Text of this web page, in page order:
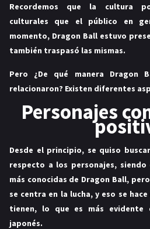
DRAGON BALL SUPER
DRAGON BALL HEROES
DB BLOG
MANGAS
Recordemos que la cultura
culturales que el público en
momento, Dragon Ball estuvo
también traspasó las mismas.
Pero ¿De qué manera
relacionaron? Existen diferentes
Personajes
Desde el principio, se quiso
respecto a los personajes, siendo
más conocidas de Dragon Ball,
se centra en la lucha, y eso se
tienen, lo que es más
japonés.